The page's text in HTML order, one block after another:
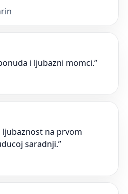
i ljubazni momci.”
ljubaznost na prvom
saradnji.”